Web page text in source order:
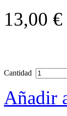
13,00 €
Cantidad
Añadir